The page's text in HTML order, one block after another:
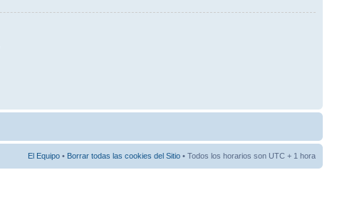
El Equipo • Borrar todas las cookies del Sitio • Todos los horarios son UTC + 1 hora